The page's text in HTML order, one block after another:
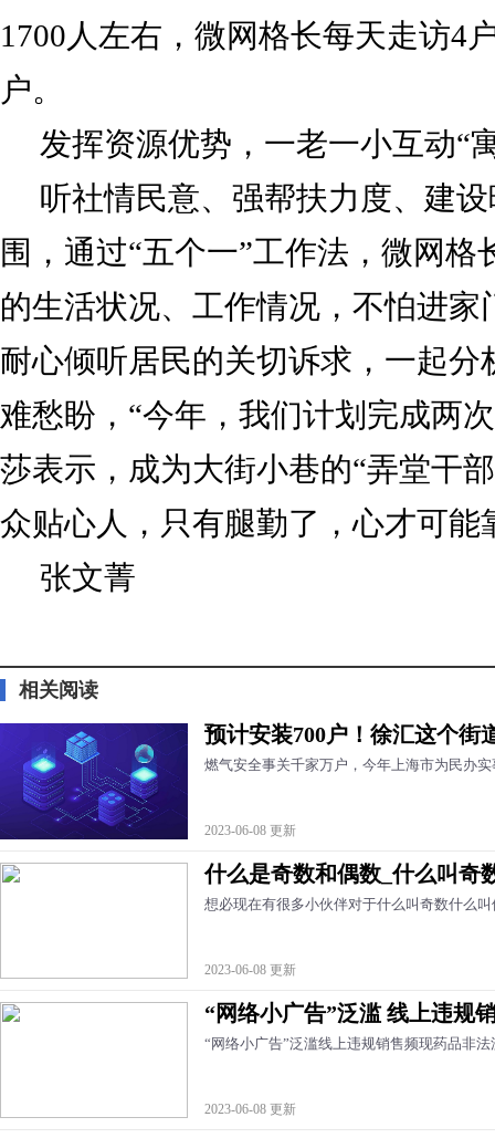
1700人左右，微网格长每天走访4
户。
发挥资源优势，一老一小互动“
听社情民意、强帮扶力度、建
围，通过“五个一”工作法，微网格
的生活状况、工作情况，不怕进家
耐心倾听居民的关切诉求，一起分
难愁盼，“今年，我们计划完成两
莎表示，成为大街小巷的“弄堂干
众贴心人，只有腿勤了，心才可能
张文菁
相关阅读
预计安装700户！徐汇这个街
燃气安全事关千家万户，今年上海市为民办
2023-06-08 更新
什么是奇数和偶数_什么叫奇
想必现在有很多小伙伴对于什么叫奇数什么
2023-06-08 更新
“网络小广告”泛滥 线上违规
“网络小广告”泛滥线上违规销售频现药品非
2023-06-08 更新